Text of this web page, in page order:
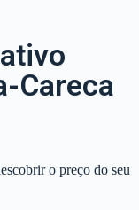
Careca
o preço do seu